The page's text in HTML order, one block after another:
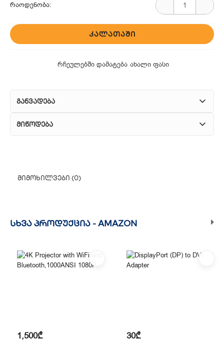
რაოდენობა:
ᲙᲐᲚᲐᲗᲐᲨᲘ
რჩეულებში დამატება ახალი ფასი
განვადება
მიწოდება
თბილისის მასშტაბით.
თუ გსურთ დაზოგოთ მიწოდებაზე, შეგიძლიათ თავად
3. საფოსტო მიწოდება
რეგიონებიდან შეკვეთებისთვის ხელმისაწვდომია საფოსტო
მიმოხილვები (0)
ᲡᲮᲕᲐ ᲞᲠᲝᲓᲣᲥᲪᲘᲐ -AMAZON
1,500₾ 30₾